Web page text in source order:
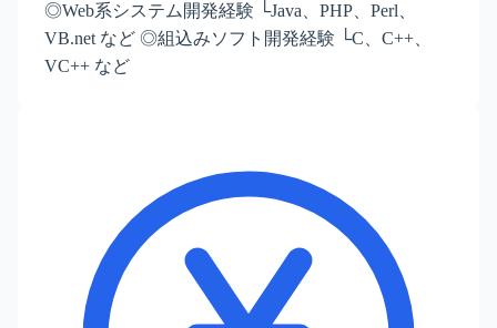
◎Web系システム開発経験 └Java、PHP、Perl、
VB.net など ◎組込みソフト開発経験 └C、C++、
VC++ など